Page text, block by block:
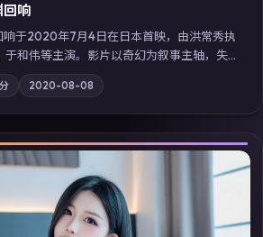
响
于2020年7月4日在日本首映，由洪常秀执
于和伟等主演。影片以奇幻为叙事主轴，失
灰色产业链；摄影与配乐强化地域气质；站
观看高清电视剧在线看」延展检索同类型
在线追剧体验。
分 2020-08-08